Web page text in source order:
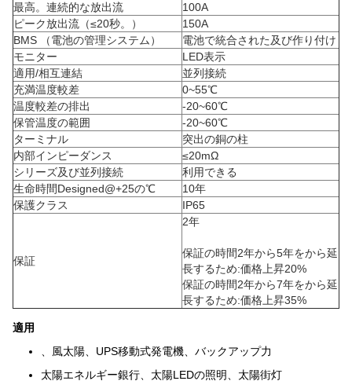
最高。連続的な放出流
100A
ピーク放出流（≤20秒。）
150A
BMS （電池の管理システム）
電池で統合された及び作り付け
モニター
LED表示
適用/相互連結
並列接続
充満温度較差
0~55℃
温度較差の排出
-20~60℃
保管温度の範囲
-20~60℃
ターミナル
突出の銅の柱
内部インピーダンス
≤20mΩ
シリーズ及び並列接続
利用できる
生命時間Designed@+25の℃
10年
保護クラス
IP65
保証
2年
保証の時間2年から5年をから延
長するため:価格上昇20%
保証の時間2年から7年をから延
長するため:価格上昇35%
適用
、風太陽、UPS移動式発電機、バックアップ力
太陽エネルギー銀行、太陽LEDの照明、太陽街灯